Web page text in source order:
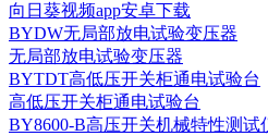
向日葵视频app安卓下载
BYDW无局部放电试验变压器
无局部放电试验变压器
BYTDT高低压开关柜通电试验台
高低压开关柜通电试验台
BY8600-B高压开关机械特性测试